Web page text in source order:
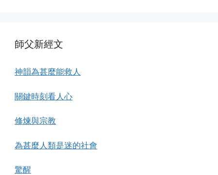
師父新經文
神韻為甚麼能救人
關鍵時刻看人心
修煉與宗教
為甚麼人類是迷的社會
驚醒